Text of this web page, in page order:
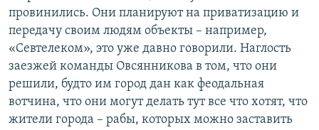
провинились. Они планируют на приватизацию и
передачу своим людям объекты – например,
«Севтелеком», это уже давно говорили. Наглость
заезжей команды Овсянникова в том, что они
решили, будто им город дан как феодальная
вотчина, что они могут делать тут все что хотят, что
жители города – рабы, которых можно заставить